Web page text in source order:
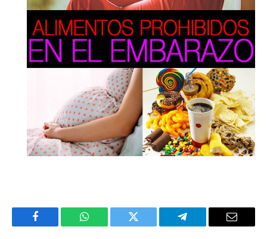
Facebook WhatsApp Twitter Telegram Email